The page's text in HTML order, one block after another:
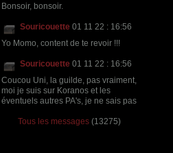
Bonsoir, bonsoir.
Souricouette 01 11 22 : 16:56
Yo Momo, content de te revoir !!!
Souricouette 01 11 22 : 16:56
Coucou Uni, la guilde, pas vraiment,
moi je suis sur Koranos et les
éventuels autres PA's, je ne sais pas
Tous les messages (13275)